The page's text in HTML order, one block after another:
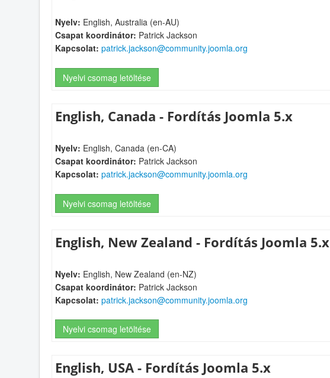
Nyelv: English, Australia (en-AU)
Csapat koordinátor: Patrick Jackson
Kapcsolat: patrick.jackson@community.joomla.org
Nyelvi csomag letöltése
English, Canada - Fordítás Joomla 5.x
Nyelv: English, Canada (en-CA)
Csapat koordinátor: Patrick Jackson
Kapcsolat: patrick.jackson@community.joomla.org
Nyelvi csomag letöltése
English, New Zealand - Fordítás Joomla 5.x
Nyelv: English, New Zealand (en-NZ)
Csapat koordinátor: Patrick Jackson
Kapcsolat: patrick.jackson@community.joomla.org
Nyelvi csomag letöltése
English, USA - Fordítás Joomla 5.x